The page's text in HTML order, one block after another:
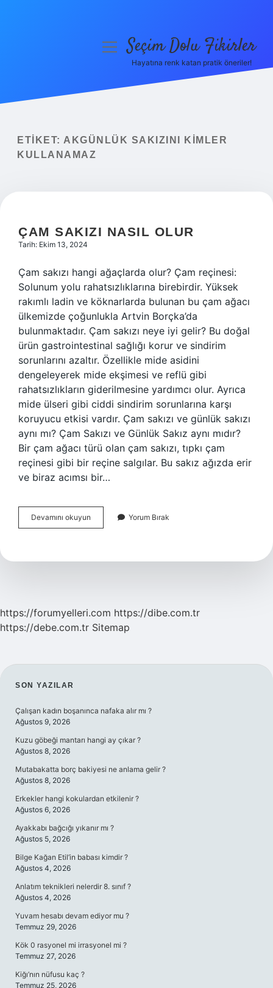
Yasal Uyarı
menüyüSeçim Dolu Fikirler
Hayatına renk katan pratik öneriler!
ETIKET: AKGÜNLÜK SAKIZINI KIMLER
KULLANAMAZ
ÇAM SAKIZI NASIL OLUR
Tarih: Ekim 13, 2024
Çam sakızı hangi ağaçlarda olur? Çam reçinesi:
Solunum yolu rahatsızlıklarına birebirdir. Yüksek
rakımlı ladin ve köknarlarda bulunan bu çam ağacı
ülkemizde çoğunlukla Artvin Borçka’da
bulunmaktadır. Çam sakızı neye iyi gelir? Bu doğal
ürün gastrointestinal sağlığı korur ve sindirim
sorunlarını azaltır. Özellikle mide asidini
dengeleyerek mide ekşimesi ve reflü gibi
rahatsızlıkların giderilmesine yardımcı olur. Ayrıca
mide ülseri gibi ciddi sindirim sorunlarına karşı
koruyucu etkisi vardır. Çam sakızı ve günlük sakızı
aynı mı? Çam Sakızı ve Günlük Sakız aynı mıdır?
Bir çam ağacı türü olan çam sakızı, tıpkı çam
reçinesi gibi bir reçine salgılar. Bu sakız ağızda erir
ve biraz acımsı bir…
Devamını okuyun
Sakızı
Yorum Bırak
https://forumyelleri.com https://dibe.com.tr
https://debe.com.tr Sitemap
SIDEBAR
SON YAZILAR
Çalışan kadın boşanınca nafaka alır mı ?
Ağustos 9, 2026
Kuzu göbeği mantarı hangi ay çıkar ?
Ağustos 8, 2026
Mutabakatta borç bakiyesi ne anlama gelir ?
Ağustos 8, 2026
Erkekler hangi kokulardan etkilenir ?
Ağustos 6, 2026
Ayakkabı bağcığı yıkanır mı ?
Ağustos 5, 2026
Bilge Kağan Etil’in babası kimdir ?
Ağustos 4, 2026
Anlatım teknikleri nelerdir 8. sınıf ?
Ağustos 4, 2026
Yuvam hesabı devam ediyor mu ?
Temmuz 29, 2026
Kök 0 rasyonel mi irrasyonel mi ?
Temmuz 27, 2026
Kiğı’nın nüfusu kaç ?
Temmuz 25, 2026